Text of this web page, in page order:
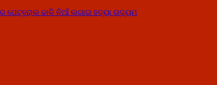
ପେଟ୍ରୋଲ ଢାଳି ନିଆଁ ଲଗାଇ ହତ୍ୟା ଉଦ୍ୟମ